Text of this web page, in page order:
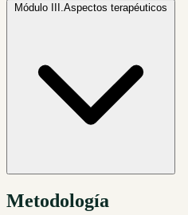
Módulo III.
Metodología